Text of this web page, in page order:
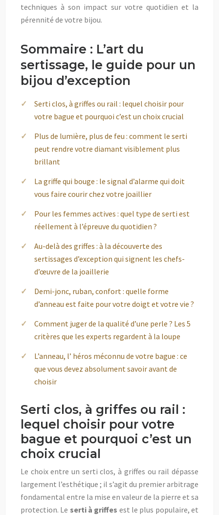
techniques à son impact sur votre quotidien et la
pérennité de votre bijou.
Sommaire : L’art du
sertissage, le guide pour un
bijou d’exception
Serti clos, à griffes ou rail : lequel choisir pour
votre bague et pourquoi c’est un choix crucial
Plus de lumière, plus de feu : comment le serti
peut rendre votre diamant visiblement plus
brillant
La griffe qui bouge : le signal d’alarme qui doit
vous faire courir chez votre joaillier
Pour les femmes actives : quel type de serti est
réellement à l’épreuve du quotidien ?
Au-delà des griffes : à la découverte des
sertissages d’exception qui signent les chefs-
d’œuvre de la joaillerie
Demi-jonc, ruban, confort : quelle forme
d’anneau est faite pour votre doigt et votre vie ?
Comment juger de la qualité d’une perle ? Les 5
critères que les experts regardent à la loupe
L’anneau, l’ héros méconnu de votre bague : ce
que vous devez absolument savoir avant de
choisir
Serti clos, à griffes ou rail :
lequel choisir pour votre
bague et pourquoi c’est un
choix crucial
Le choix entre un serti clos, à griffes ou rail dépasse
largement l’esthétique ; il s’agit du premier arbitrage
fondamental entre la mise en valeur de la pierre et sa
protection. Le serti à griffes est le plus populaire, et